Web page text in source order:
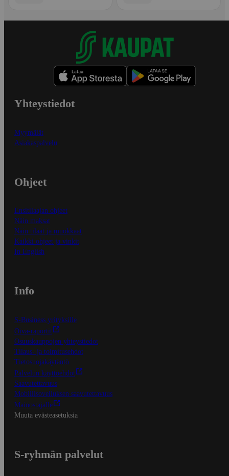
Yhteystiedot
Myymälät
Asiakaspalvelu
Ohjeet
Ensitilaajan ohjeet
Näin maksat
Näin tilaat ja muokkaat
Kaikki ohjeet ja vinkit
In English
Info
S-Business yrityksille
Oiva-raportit
Osuuskauppojen yhteystiedot
Tilaus- ja toimitusehdot
Tietosuojakäytäntö
Palvelun käyttöehdot
Saavutettavuus
Mobiilisovelluksen saavutettavuus
Mainostajalle
Muuta evästeasetuksia
S-ryhmän palvelut